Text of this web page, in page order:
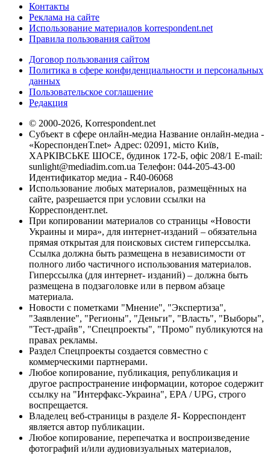
Контакты
Реклама на сайте
Использование материалов korrespondent.net
Правила пользования сайтом
Договор пользования сайтом
Политика в сфере конфиденциальности и персональных
данных
Пользовательское соглашение
Редакция
© 2000-2026, Korrespondent.net
Субъект в сфере онлайн-медиа Название онлайн-медиа -
«КореспонденТ.net» Адрес: 02091, місто Київ,
ХАРКІВСЬКЕ ШОСЕ, будинок 172-Б, офіс 208/1 E-mail:
sunlight@mediadim.com.ua Телефон: 044-205-43-00
Идентификатор медиа - R40-06068
Использование любых материалов, размещённых на
сайте, разрешается при условии ссылки на
Корреспондент.net.
При копировании материалов со страницы «Новости
Украины и мира», для интернет-изданий – обязательна
прямая открытая для поисковых систем гиперссылка.
Ссылка должна быть размещена в независимости от
полного либо частичного использования материалов.
Гиперссылка (для интернет- изданий) – должна быть
размещена в подзаголовке или в первом абзаце
материала.
Новости с пометками "Мнение", "Экспертиза",
"Заявление", "Регионы", "Деньги", "Власть", "Выборы",
"Тест-драйв", "Спецпроекты", "Промо" публикуются на
правах рекламы.
Раздел Спецпроекты создается совместно с
коммерческими партнерами.
Любое копирование, публикация, републикация и
другое распространение информации, которое содержит
ссылку на "Интерфакс-Украина", EPA / UPG, строго
воспрещается.
Владелец веб-страницы в разделе Я- Корреспондент
является автор публикации.
Любое копирование, перепечатка и воспроизведение
фотографий и/или аудиовизуальных материалов,